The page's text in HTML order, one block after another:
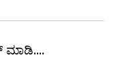
ಮಾಡಿ....